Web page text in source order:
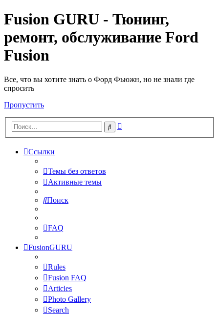
Fusion GURU - Тюнинг,
ремонт, обслуживание Ford
Fusion
Все, что вы хотите знать о Форд Фьюжн, но не знали где
спросить
Пропустить
Поиск
Ссылки
Темы без ответов
Активные темы
Поиск
FAQ
FusionGURU
Rules
Fusion FAQ
Articles
Photo Gallery
Search